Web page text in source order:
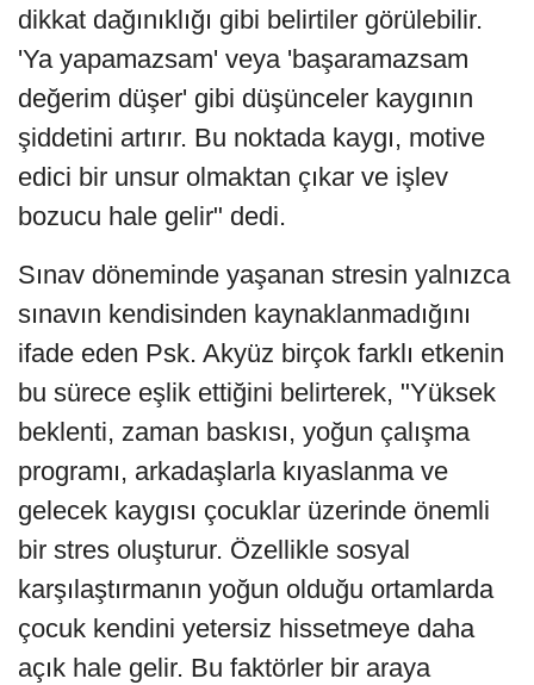
dikkat dağınıklığı gibi belirtiler görülebilir.
'Ya yapamazsam' veya 'başaramazsam
değerim düşer' gibi düşünceler kaygının
şiddetini artırır. Bu noktada kaygı, motive
edici bir unsur olmaktan çıkar ve işlev
bozucu hale gelir" dedi.
Sınav döneminde yaşanan stresin yalnızca
sınavın kendisinden kaynaklanmadığını
ifade eden Psk. Akyüz birçok farklı etkenin
bu sürece eşlik ettiğini belirterek, "Yüksek
beklenti, zaman baskısı, yoğun çalışma
programı, arkadaşlarla kıyaslanma ve
gelecek kaygısı çocuklar üzerinde önemli
bir stres oluşturur. Özellikle sosyal
karşılaştırmanın yoğun olduğu ortamlarda
çocuk kendini yetersiz hissetmeye daha
açık hale gelir. Bu faktörler bir araya